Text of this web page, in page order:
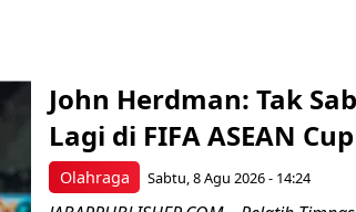
Olahraga
John Herdman: Tak
Lagi di FIFA ASEAN
Sabtu, 8 Agu 2026 - 14:24